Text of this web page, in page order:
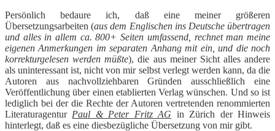
Persönlich bedaure ich, daß eine meiner größeren
Übersetzungsarbeiten (aus dem Englischen ins Deutsche übertragen
und alles in allem ca. 800+ Seiten umfassend, rechnet man meine
eigenen Anmerkungen im separaten Anhang mit ein, und die noch
korrekturgelesen werden müßte), die aus meiner Sicht alles andere
als uninteressant ist, nicht von mir selbst verlegt werden kann, da die
Autoren aus nachvollziehbaren Gründen ausschließlich eine
Veröffentlichung über einen etablierten Verlag wünschen. Und so ist
lediglich bei der die Rechte der Autoren vertretenden renommierten
Literaturagentur Paul & Peter Fritz AG in Zürich der Hinweis
hinterlegt, daß es eine diesbezügliche Übersetzung von mir gibt.